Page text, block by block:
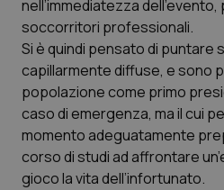
Molise
Piemonte
Provincia Autonoma di
Provincia Autonoma
Epatiti
HIV
Infezioni & Febbre
Ipertensione &
nell’immediatezza dell’evento,
soccorritori professionali.
Si è quindi pensato di puntare
capillarmente diffuse, e sono
popolazione come primo
caso di emergenza, ma il cui
momento adeguatamente
corso di studi ad affrontare
gioco la vita dell’infortunato.